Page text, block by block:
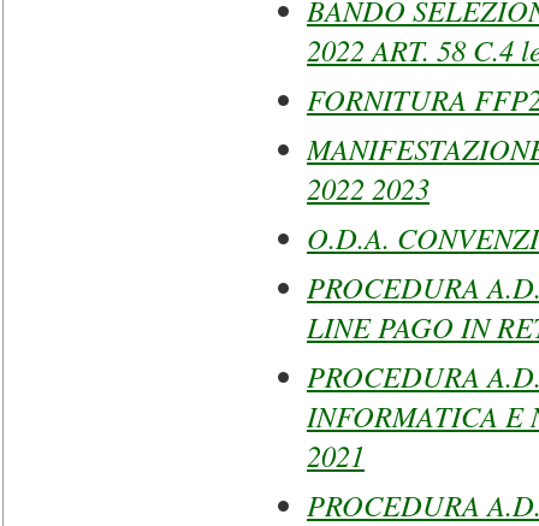
BANDO
2022 ART. 58 C.4
FORNITURA
2022 2023
O.D.A.
PROCEDURA
LINE PAGO IN
PROCEDURA
INFORMATICA E
2021
PROCEDURA